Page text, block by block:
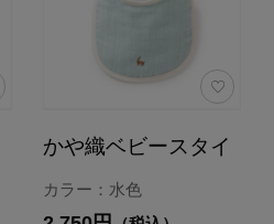
かや織ベビースタイ
カラー：水色